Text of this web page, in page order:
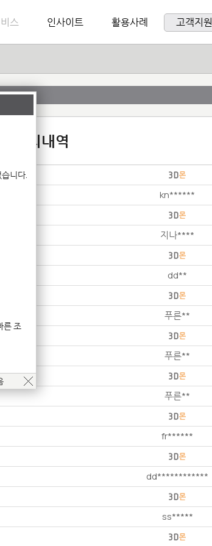
스 인사이트 활용사례 고객지원
1:1 문의내역
kn******
지나****
dd**
푸른**
푸른**
푸른**
fr******
dd************
ss*****
니다.
른 조